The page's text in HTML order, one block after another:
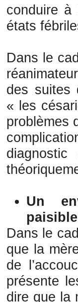
conduire
états
Dans le
des suites
« les
problèmes
Un
paisible
Dans le
que la
de
présente
dire que la